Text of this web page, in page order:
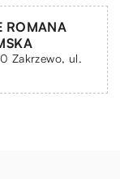
ROMANA
Zakrzewo, ul.